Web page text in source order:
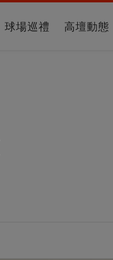
球場巡禮 高壇動態